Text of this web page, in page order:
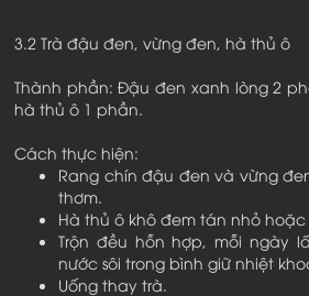
3.2 Trà đậu đen, vừng đen, hà thủ ô
Thành phần: Đậu đen xanh lòng 2
hà thủ ô 1 phần.
Cách thực hiện:
Rang chín đậu đen và vừng
thơm.
Hà thủ ô khô đem tán nhỏ
Trộn đều hỗn hợp, mỗi ngày
nước sôi trong bình giữ nhiệt
Uống thay trà.